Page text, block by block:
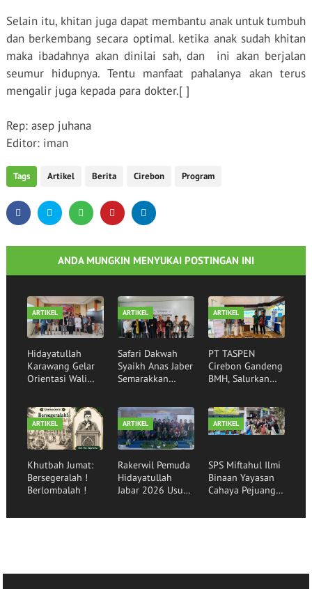
Selain itu, khitan juga dapat membantu anak untuk tumbuh
dan berkembang secara optimal. ketika anak sudah khitan
maka ibadahnya akan dinilai sah, dan
ini akan berjalan
seumur hidupnya. Tentu manfaat pahalanya akan terus
mengalir juga kepada para dokter.[ ]
Rep: asep juhana
Editor: iman
Tags Artikel Berita Cirebon Program
ANDA MUNGKIN MENYUKAI POSTINGAN INI
ARTIKEL
Hidayatullah
Karawang Gelar
Orientasi Wali
Generasi Qurani
ARTIKEL
Safari Dakwah
Syaikh Anas Jaber
Semarakkan
Garut
ARTIKEL
PT TASPEN
Cirebon Gandeng
BMH, Salurkan
Binaan
ARTIKEL
Khutbah Jumat:
Bersegeralah !
Berlombalah !
ARTIKEL
Rakerwil Pemuda
Hidayatullah
Jabar 2026 Usung
Menggerakkan
ARTIKEL
SPS Miftahul Ilmi
Binaan Yayasan
Cahaya Pejuang
30 Siswa